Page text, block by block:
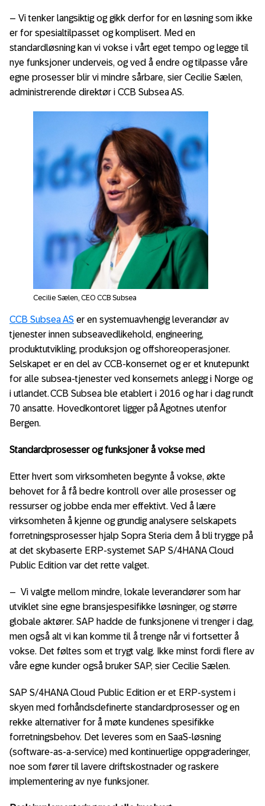
– Vi tenker langsiktig og gikk derfor for en løsning som ikke
er for spesialtilpasset og komplisert. Med en
standardløsning kan vi vokse i vårt eget tempo og legge til
nye funksjoner underveis, og ved å endre og tilpasse våre
egne prosesser blir vi mindre sårbare, sier Cecilie Sælen,
administrerende direktør i CCB Subsea AS.
Cecilie Sælen, CEO CCB Subsea
CCB Subsea AS er en systemuavhengig leverandør av
tjenester innen subseavedlikehold, engineering,
produktutvikling, produksjon og offshoreoperasjoner.
Selskapet er en del av CCB-konsernet og er et knutepunkt
for alle subsea-tjenester ved konsernets anlegg i Norge og
i utlandet. CCB Subsea ble etablert i 2016 og har i dag rundt
70 ansatte. Hovedkontoret ligger på Ågotnes utenfor
Bergen.
Standardprosesser og funksjoner å vokse med
Etter hvert som virksomheten begynte å vokse, økte
behovet for å få bedre kontroll over alle prosesser og
ressurser og jobbe enda mer effektivt. Ved å lære
virksomheten å kjenne og grundig analysere selskapets
forretningsprosesser hjalp Sopra Steria dem å bli trygge på
at det skybaserte ERP-systemet SAP S/4HANA Cloud
Public Edition var det rette valget.
– Vi valgte mellom mindre, lokale leverandører som har
utviklet sine egne bransjespesifikke løsninger, og større
globale aktører. SAP hadde de funksjonene vi trenger i dag,
men også alt vi kan komme til å trenge når vi fortsetter å
vokse. Det føltes som et trygt valg. Ikke minst fordi flere av
våre egne kunder også bruker SAP, sier Cecilie Sælen.
SAP S/4HANA Cloud Public Edition er et ERP-system i
skyen med forhåndsdefinerte standardprosesser og en
rekke alternativer for å møte kundenes spesifikke
forretningsbehov. Det leveres som en SaaS-løsning
(software-as-a-service) med kontinuerlige oppgraderinger,
noe som fører til lavere driftskostnader og raskere
implementering av nye funksjoner.